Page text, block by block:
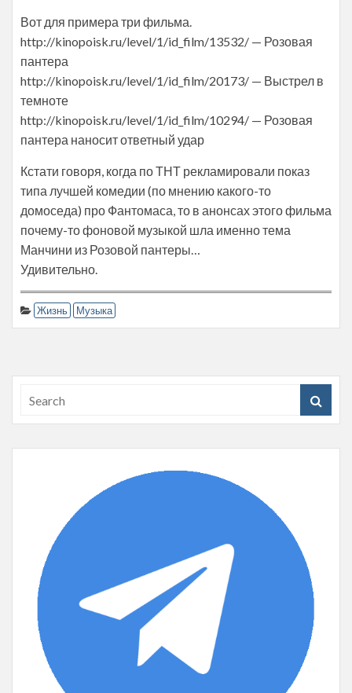
Вот для примера три фильма.
http://kinopoisk.ru/level/1/id_film/13532/ — Розовая
пантера
http://kinopoisk.ru/level/1/id_film/20173/ — Выстрел в
темноте
http://kinopoisk.ru/level/1/id_film/10294/ — Розовая
пантера наносит ответный удар
Кстати говоря, когда по ТНТ рекламировали показ
типа лучшей комедии (по мнению какого-то
домоседа) про Фантомаса, то в анонсах этого фильма
почему-то фоновой музыкой шла именно тема
Манчини из Розовой пантеры…
Удивительно.
Жизнь Музыка